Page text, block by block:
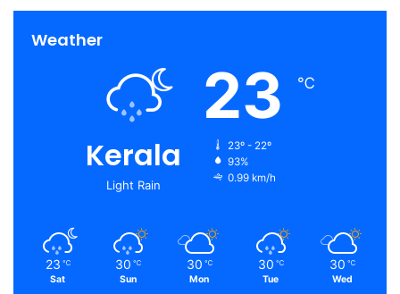
Weather
Kerala
Light Rain
23 ℃
23º - 22º
93%
0.99 km/h
23 ℃
Sat
30 ℃
Sun
30 ℃
Mon
30 ℃
Tue
30 ℃
Wed